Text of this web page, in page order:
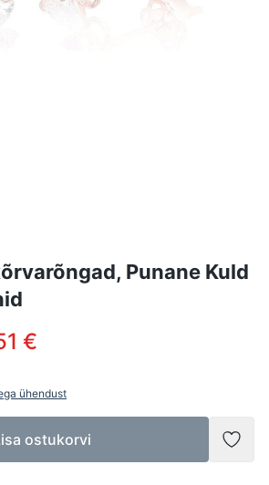
Punane Kuld
€
ühendust
ostukorvi